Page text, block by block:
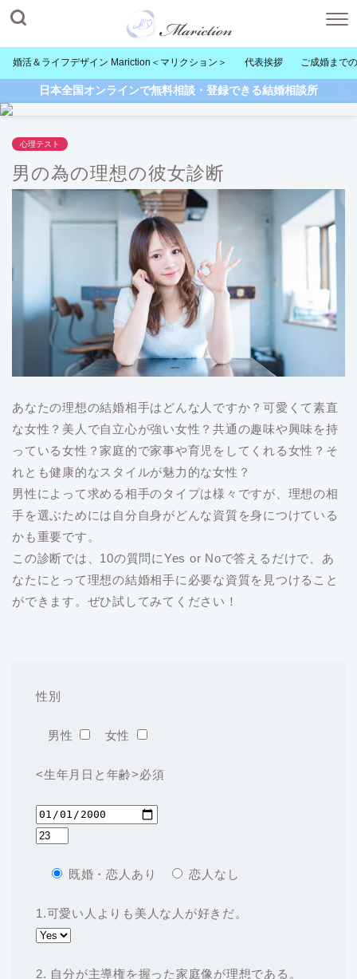
婚活＆ライフデザイン Mariction＜マリクション＞ 代表挨拶 ご成婚まで
日本全国オンラインで無料相談・登録できる結婚相談所
心理テスト
男の為の理想の彼女診断
あなたの理想の結婚相手はどんな人ですか？可愛くて素直
な女性？美人で自立心が強い女性？共通の趣味や興味を持
っている女性？家庭的で家事や育児をしてくれる女性？そ
れとも健康的なスタイルが魅力的な女性？
男性によって求める相手のタイプは様々ですが、理想の相
手を選ぶためには自分自身がどんな資質を身につけている
かも重要です。
この診断では、10の質問にYes or Noで答えるだけで、あ
なたにとって理想の結婚相手に必要な資質を見つけること
ができます。ぜひ試してみてください！
性別
男性 女性
<生年月日と年齢>必須
既婚・恋人あり 恋人なし
1.可愛い人よりも美人な人が好きだ。
2. 自分が主導権を握った家庭像が理想である。